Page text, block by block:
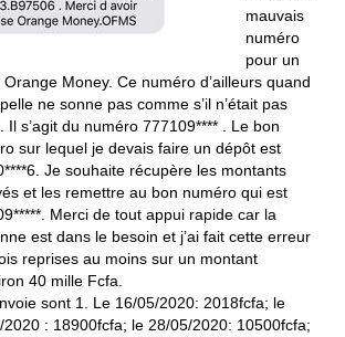
mauvais
numéro
pour un
Money. Ce numéro d’ailleurs quand
ne sonne pas comme s’il n’était pas
Il s’agit du numéro 777109**** . Le bon
sur lequel je devais faire un dépôt est
Je souhaite récupère les montants
et les remettre au bon numéro qui est
Merci de tout appui rapide car la
est dans le besoin et j’ai fait cette erreur
reprises au moins sur un montant
40 mille Fcfa.
sont 1. Le 16/05/2020: 2018fcfa; le
2020 : 18900fcfa; le 28/05/2020: 10500fcfa;